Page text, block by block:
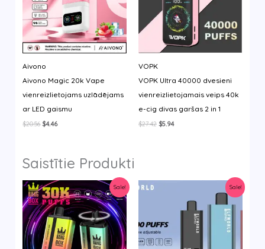
Aivono
Aivono Magic 20k Vape
vienreizlietojams uzlādējams
ar LED gaismu
$20.56 Original
$4.46Current
VOPK
VOPK Ultra 40000 dvesieni
vienreizlietojamais veips 40k
e-cig divas garšas 2 in 1
$27.42 Original
$5.94Current
Saistītie Produkti
Sale! Sale!